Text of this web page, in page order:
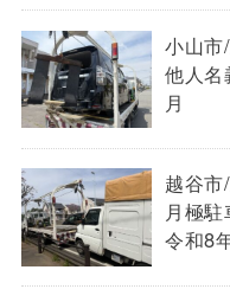
小山市
他人名
月
越谷
月極
令和8